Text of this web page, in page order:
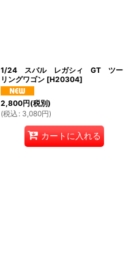
1/24 スバル レガシィ GT ツー
リングワゴン [H20304]
2,800円(税別)
(税込 : 3,080円)
カートに入れる